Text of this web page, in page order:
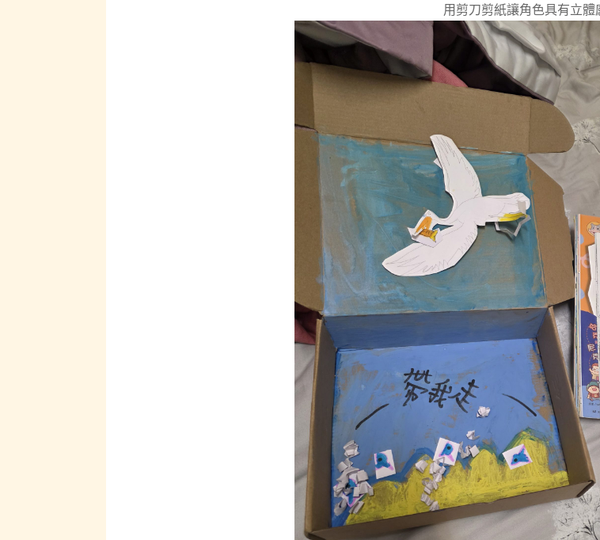
用剪刀剪紙讓角色具有立體